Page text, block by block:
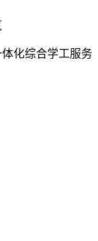
化综合学工服务